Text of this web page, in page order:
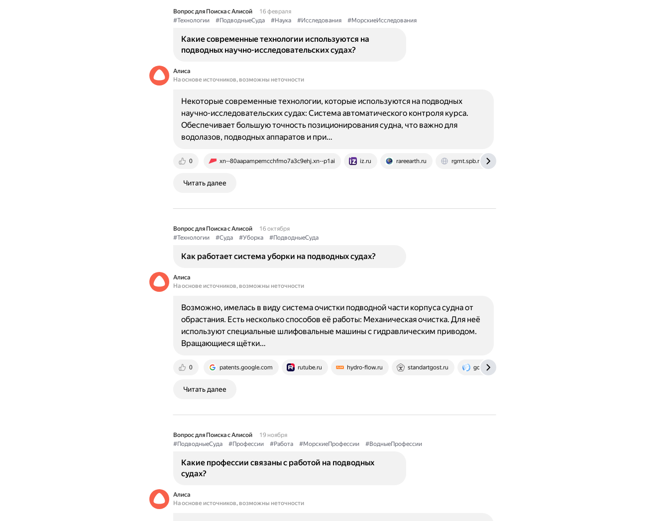
Вопрос для Поиска с Алисой
16 февраля
#Технологии
#ПодводныеСуда #Наука #Исследования #МорскиеИсследования
Какие современные технологии используются на
подводных научно-исследовательских судах?
Алиса
На основе источников, возможны неточности
0 xn--80aapampemcchfmo7a3c9ehj.xn--p1ai iz.ru rareearth.ru rgmt.spb.ru
Некоторые современные технологии, которые используются на подводных
научно-исследовательских судах: Система автоматического контроля курса.
Обеспечивает большую точность позиционирования судна, что важно для
водолазов, подводных аппаратов и при…
Читать далее
Вопрос для Поиска с Алисой
16 октября
#Технологии
#Суда #Уборка #ПодводныеСуда
Как работает система уборки на подводных судах?
Алиса
На основе источников, возможны неточности
0 patents.google.com rutube.ru hydro-flow.ru standartgost.ru gostassistent.ru
Возможно, имелась в виду система очистки подводной части корпуса судна от
обрастания. Есть несколько способов её работы: Механическая очистка. Для неё
используют специальные шлифовальные машины с гидравлическим приводом.
Вращающиеся щётки…
Читать далее
Вопрос для Поиска с Алисой
19 ноября
#ПодводныеСуда
#Профессии #Работа #МорскиеПрофессии #ВодныеПрофессии
Какие профессии связаны с работой на подводных
судах?
Алиса
На основе источников, возможны неточности